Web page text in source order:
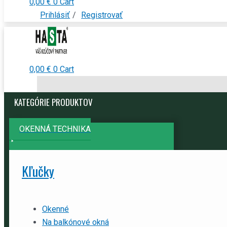
Prihlásiť / Registrovať
0,00 € 0 Cart
KATEGÓRIE PRODUKTOV
OKENNÁ TECHNIKA
Kľučky
Okenné
Na balkónové okná